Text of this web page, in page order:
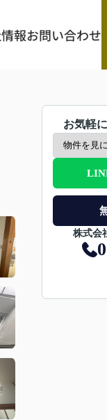
報お問い合わせ
お気軽
株式会